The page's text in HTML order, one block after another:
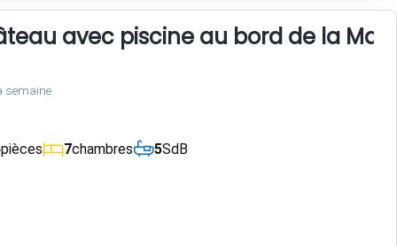
avec piscine au bord de la
semaine
pièces 7chambres 5SdB